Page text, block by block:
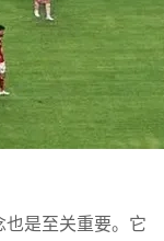
是至关重要。它